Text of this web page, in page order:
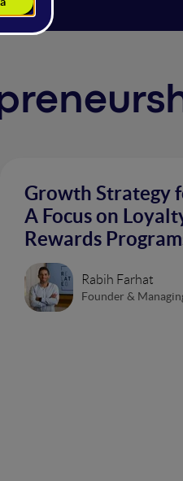
Growth Strategy
A Focus on
Rewards
Rabih Farhat
Founder &